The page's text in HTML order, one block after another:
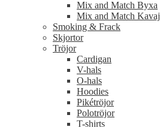
Mix and Match Byxa
Mix and Match Kavaj
Smoking & Frack
Skjortor
Tröjor
Cardigan
V-hals
O-hals
Hoodies
Pikétröjor
Polotröjor
T-shirts